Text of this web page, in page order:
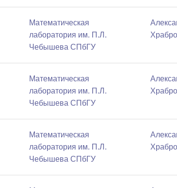
Математичеcкая
лаборатория им. П.Л.
Чебышева СПбГУ
Математичеcкая
лаборатория им. П.Л.
Чебышева СПбГУ
Математичеcкая
лаборатория им. П.Л.
Чебышева СПбГУ